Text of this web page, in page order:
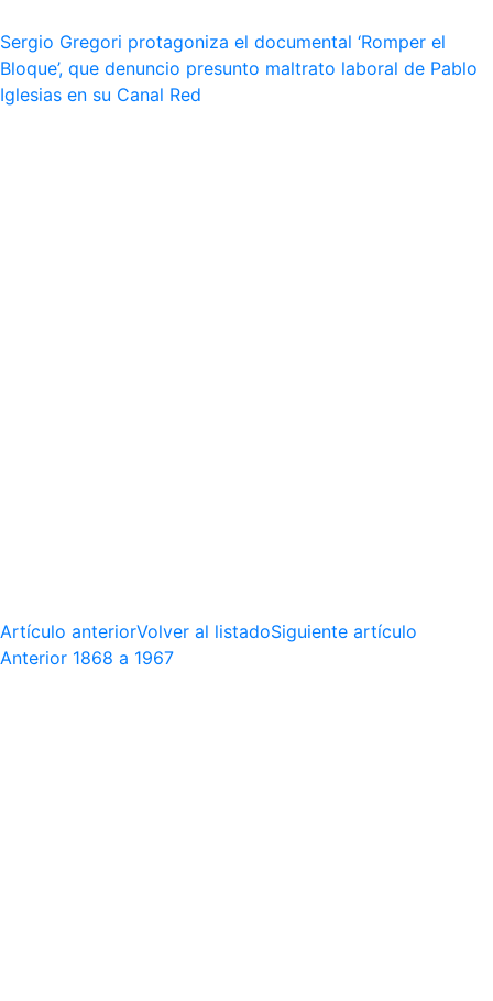
Sergio Gregori protagoniza el documental ‘Romper el
Bloque’, que denuncio presunto maltrato laboral de Pablo
Iglesias en su Canal Red
Artículo anteriorVolver al listadoSiguiente artículo
Anterior 1868 a 1967